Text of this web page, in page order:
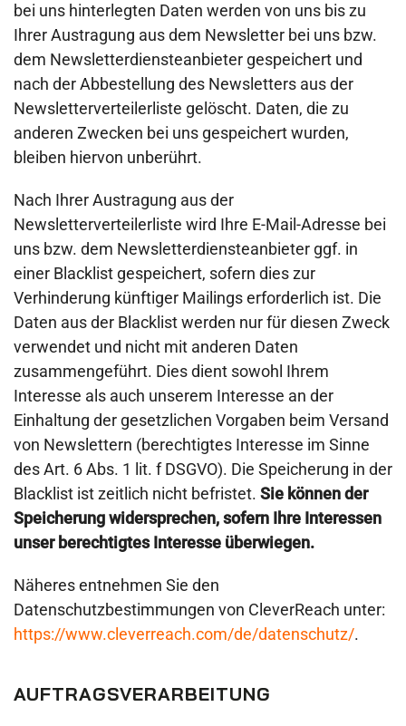
bei uns hinterlegten Daten werden von uns bis zu
Ihrer Austragung aus dem Newsletter bei uns bzw.
dem Newsletterdiensteanbieter gespeichert und
nach der Abbestellung des Newsletters aus der
Newsletterverteilerliste gelöscht. Daten, die zu
anderen Zwecken bei uns gespeichert wurden,
bleiben hiervon unberührt.
Nach Ihrer Austragung aus der
Newsletterverteilerliste wird Ihre E-Mail-Adresse bei
uns bzw. dem Newsletterdiensteanbieter ggf. in
einer Blacklist gespeichert, sofern dies zur
Verhinderung künftiger Mailings erforderlich ist. Die
Daten aus der Blacklist werden nur für diesen Zweck
verwendet und nicht mit anderen Daten
zusammengeführt. Dies dient sowohl Ihrem
Interesse als auch unserem Interesse an der
Einhaltung der gesetzlichen Vorgaben beim Versand
von Newslettern (berechtigtes Interesse im Sinne
des Art. 6 Abs. 1 lit. f DSGVO). Die Speicherung in der
Blacklist ist zeitlich nicht befristet. Sie können der
Speicherung widersprechen, sofern Ihre Interessen
unser berechtigtes Interesse überwiegen.
Näheres entnehmen Sie den
Datenschutzbestimmungen von CleverReach unter:
https://www.cleverreach.com/de/datenschutz/.
AUFTRAGSVERARBEITUNG